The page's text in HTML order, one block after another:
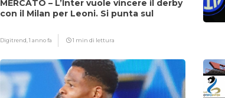
MERCATO – L’Inter vuole vincere il derby
con il Milan per Leoni. Si punta sul
Digitrend,1 anno fa 1 min di lettura